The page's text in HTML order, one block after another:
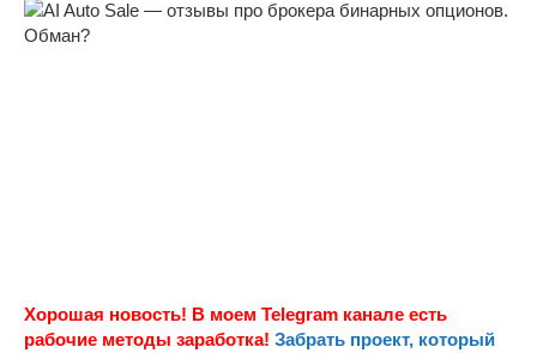
Хорошая новость! В моем Telegram канале есть
рабочие методы заработка! Забрать проект, который